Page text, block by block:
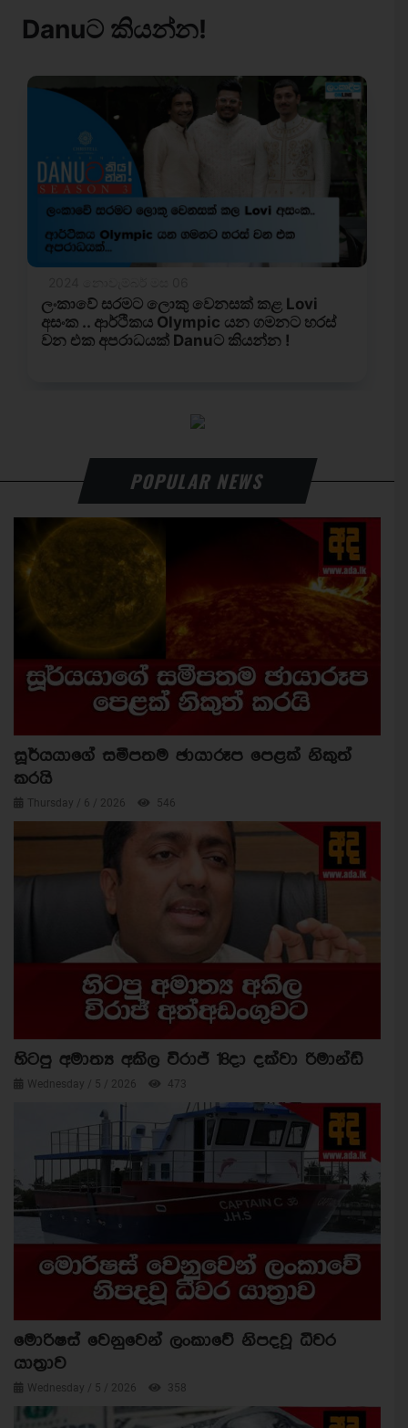
POPULAR NEWS
සූර්යයාගේ සමීපතම ඡායාරූප පෙළක් නිකුත්
කරයි
Thursday / 6 / 2026 546
හිටපු අමාත්‍ය අකිල විරාජ් 18දා දක්වා රිමාන්ඩ්
Wednesday / 5 / 2026 473
මොරිෂස් වෙනුවෙන් ලංකාවේ නිපදවූ ධීවර
යාත්‍රාව
Wednesday / 5 / 2026 358